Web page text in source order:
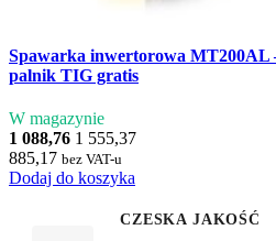
Spawarka inwertorowa
palnik TIG gratis
W magazynie
1 088,76 1 555,37
885,17 bez VAT-u
Dodaj do koszyka
CZESKA JAKOŚĆ